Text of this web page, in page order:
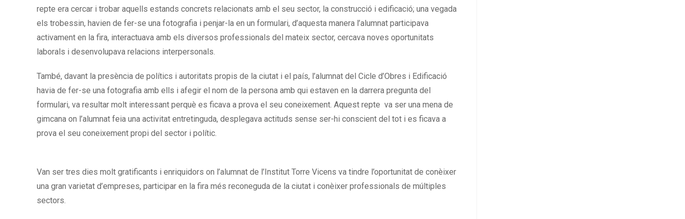
repte era cercar i trobar aquells estands concrets relacionats amb el seu sector, la construcció i edificació; una vegada
els trobessin, havien de fer-se una fotografia i penjar-la en un formulari, d’aquesta manera l’alumnat participava
activament en la fira, interactuava amb els diversos professionals del mateix sector, cercava noves oportunitats
laborals i desenvolupava relacions interpersonals.
També, davant la presència de polítics i autoritats propis de la ciutat i el país, l’alumnat del Cicle d’Obres i Edificació
havia de fer-se una fotografia amb ells i afegir el nom de la persona amb qui estaven en la darrera pregunta del
formulari, va resultar molt interessant perquè es ficava a prova el seu coneixement. Aquest repte va ser una mena de
gimcana on l’alumnat feia una activitat entretinguda, desplegava actituds sense ser-hi conscient del tot i es ficava a
prova el seu coneixement propi del sector i polític.
Van ser tres dies molt gratificants i enriquidors on l’alumnat de l’Institut Torre Vicens va tindre l’oportunitat de conèixer
una gran varietat d’empreses, participar en la fira més reconeguda de la ciutat i conèixer professionals de múltiples
sectors.